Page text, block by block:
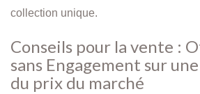
collection unique.
Conseils pour la vente :
sans Engagement sur
du prix du marché